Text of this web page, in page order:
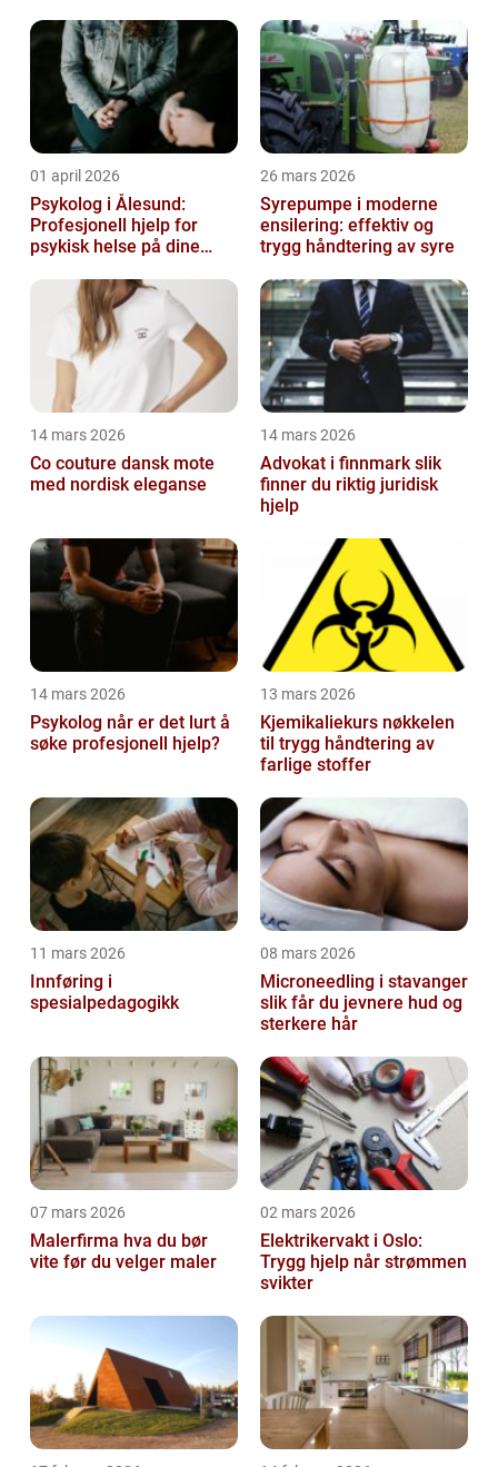
01 april 2026
Psykolog i Ålesund:
Profesjonell hjelp for
psykisk helse på dine
26 mars 2026
Syrepumpe i moderne
ensilering: effektiv og
trygg håndtering av syre
14 mars 2026
Co couture dansk mote
med nordisk eleganse
14 mars 2026
Advokat i finnmark slik
finner du riktig juridisk
hjelp
14 mars 2026
Psykolog når er det lurt å
søke profesjonell hjelp?
13 mars 2026
Kjemikaliekurs nøkkelen
til trygg håndtering av
farlige stoffer
11 mars 2026
Innføring i
spesialpedagogikk
08 mars 2026
Microneedling i stavanger
slik får du jevnere hud og
sterkere hår
07 mars 2026
Malerfirma hva du bør
vite før du velger maler
02 mars 2026
Elektrikervakt i Oslo:
Trygg hjelp når strømmen
svikter